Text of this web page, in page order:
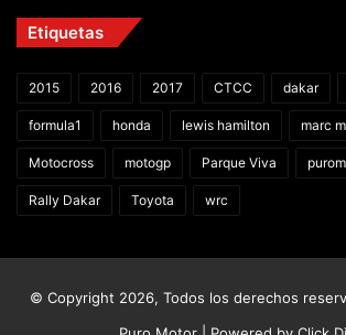
Etiquetas
2015 2016 2017 CTCC dakar
formula1 honda lewis hamilton marc
Motocross motogp Parque Viva
Rally Dakar Toyota wrc
© Copyright 2026, Todos los derechos